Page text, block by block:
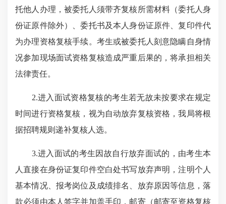
托他人办理，被委托人须带齐复核所需材料（委托人身
份证原件除外）、委托书及本人身份证原件、复印件代
为办理资格复核手续。考生或被委托人刻意隐瞒自身情
况参加现场面试资格复核造成严重后果的，将承担相关
法律责任。
2.进入面试资格复核的考生若无故未按要求在规定
时间进行资格复核，视为自动放弃复核资格，我局将根
据招聘规则递补复核人选。
3.进入面试的考生因故自行放弃面试的，由考生本
人直接在身份证复印件空白处书写放弃声明，注明个人
基本情况、报考岗位及成绩排名、放弃原因等信息，落
款必须由本人签字并加盖手印，邮寄（邮寄至资格复核